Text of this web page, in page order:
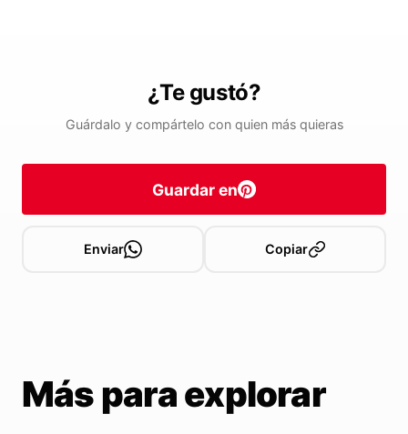
¿Te gustó?
Guárdalo y compártelo con quien más quieras
Guardar en
Enviar Copiar
Más para explorar